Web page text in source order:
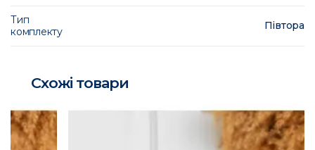
Тип
комплекту
Півтора
Схожі товари